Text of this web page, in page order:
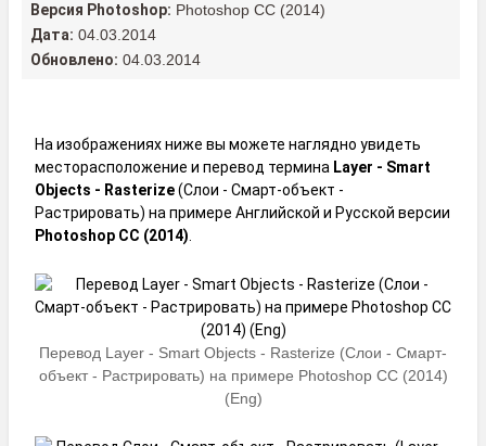
Версия Photoshop: Photoshop CC (2014)
Дата: 04.03.2014
Обновлено: 04.03.2014
На изображениях ниже вы можете наглядно увидеть
месторасположение и перевод термина Layer - Smart
Objects - Rasterize(Слои - Смарт-объект -
Растрировать) на примере Английской и Русской версии
Photoshop CC (2014)
Перевод Layer - Smart Objects - Rasterize (Слои - Смарт-
объект - Растрировать) на примере Photoshop CC (2014)
(Eng)